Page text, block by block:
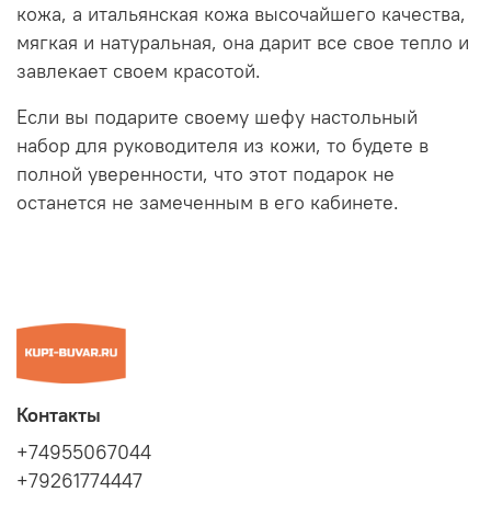
кожа, а итальянская кожа высочайшего качества,
мягкая и натуральная, она дарит все свое тепло и
завлекает своем красотой.
Если вы подарите своему шефу настольный
набор для руководителя из кожи, то будете в
полной уверенности, что этот подарок не
останется не замеченным в его кабинете.
Контакты
+74955067044
+79261774447